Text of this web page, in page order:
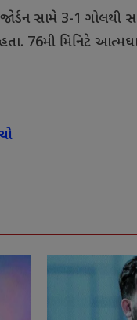
જોર્ડન સામે 3-1
76મી મિનિટે